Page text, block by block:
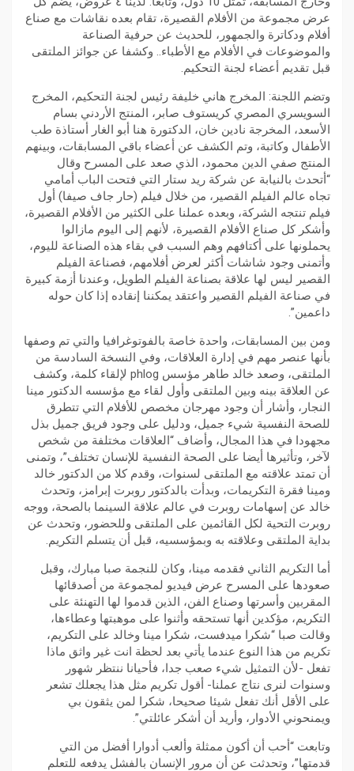
عرض مجموعة من الأفلام القصيرة، تقام بعده نقاشات مع صناع
أفلام ودكاترة والجمهور، للحديث عن حرفية الصناعة
والموضوعات في الأفلام مع الأطباء.. وكشفا عن جوائز الملتقى
قبل تقديم أعضاء لجنة التحكيم.
وتضم اللجنة: المخرج هاني خليفة رئيس لجنة التحكيم، المخرج
السويسري المصري كريستوف صابر، المنتج الأردني بسام
الأسعد، المخرجة نادين خان، الدكتورة هنا أبو الغار أستاذة طب
الأطفال وكاتبة، وتم الكشف عن أعضاء باقي المسابقات، وبينهم
المنتج صفي الدين محمود، الذي صعد على المسرح وقال
“أتحدث بالنيابة عن شركة ريد ستار التي فتحت الباب أمامي
تجاه عالم الفيلم القصير، من خلال فيلم (حار جاف صيفا) أول
فيلم تنتجه الشركة، وبعده عملنا على الكثير من الأفلام القصيرة،
وأشكر كل صناع الأفلام القصيرة، لأنهم إلى اليوم مازالوا
يحملونها على أكتافهم وهم السبب في بقاء هذه الصناعة لليوم،
وأتمنى وجود شاشات أكثر لعرض أفلامهم، فصناعة الفيلم
القصير ليس لها علاقة بصناعة الفيلم الطويل، وعندنا أزمة كبيرة
في صناعة الفيلم القصير واعتقد يمكننا إنقاده إذا كان حوله
داعمين”.
ومن بين المسابقات، واحدة خاصة بالفوتوغرافيا والتي تم وصفها
بأنها عنصر مهم في إدارة العلاقات، وفي النسخة السادسة من
الملتقى، وصعد خالد طاهر مؤسس phlog لإلقاء كلمة، وكشف
عن العلاقة بينه وبين الملتقى وأول لقاء مع مؤسسه الدكتور مينا
النجار، وأشار أن وجود مهرجان مخصص للأفلام التي تتطرق
للصحة النفسية شيء جميل، ودليل على وجود فريق جميل بذل
مجهودا في هذا المجال، وأضاف “العلاقات مختلفة من شخص
لآخر، وتأثيرها أيضا على الصحة النفسية للإنسان تختلف”، وتمنى
أن تمتد علاقته مع الملتقى لسنوات، وقدم كلا من الدكتور خالد
ومينا فقرة التكريمات، وبدأت بالدكتور روبرت إبرامز، وتحدث
خالد عن إسهامات روبرت في عالم علاقة السينما بالصحة، ووجه
روبرت التحية لكل القائمين على الملتقى وللحضور، وتحدث عن
بداية الملتقى وعلاقته به وبمؤسسيه، قبل أن يتسلم التكريم.
أما التكريم الثاني فقدمه مينا، وكان للنجمة صبا مبارك، وقبل
صعودها على المسرح عرض فيديو لمجموعة من أصدقائها
المقربين وأسرتها وصناع الفن، الذين قدموا لها التهنئة على
التكريم، مؤكدين أنها تستحقه وأثنوا على موهبتها وعطاءها،
وقالت صبا “شكرا ميدفست، شكرا مينا وخالد على التكريم،
تكريم من هذا النوع عندما يأتي بعد لحظة انت غير واثق ماذا
تفعل -لأن التمثيل شيء صعب جدا، فأحيانا ننتظر شهور
وسنوات لنرى نتاج عملنا- أقول تكريم مثل هذا يجعلك تشعر
على الأقل أنك تفعل شيئا صحيحا، شكرا لمن يثقون بي
ويمنحوني الأدوار، وأريد أن أشكر عائلتي”.
وتابعت “أحب أن أكون ممثلة وألعب أدوارا أفضل من التي
قدمتها”، وتحدثت عن أن مرور الإنسان بالفشل يدفعه للتعلم